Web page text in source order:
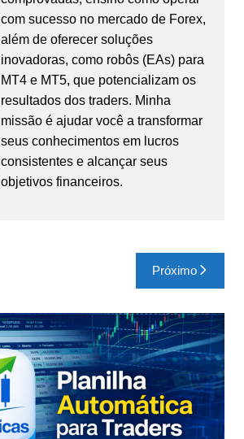
com sucesso no mercado de Forex,
além de oferecer soluções
inovadoras, como robôs (EAs) para
MT4 e MT5, que potencializam os
resultados dos traders. Minha
missão é ajudar você a transformar
seus conhecimentos em lucros
consistentes e alcançar seus
objetivos financeiros.
Próximo